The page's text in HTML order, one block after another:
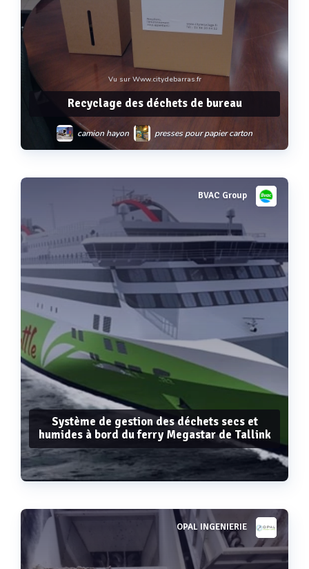
Vu sur Www.citydebarras.fr
Recyclage des déchets de bureau
camion hayon presses pour papier carton
box cartonée
Voir plus BVAC Group
Système de gestion des déchets secs et
humides à bord du ferry Megastar de Tallink
OPAL INGENIERIE